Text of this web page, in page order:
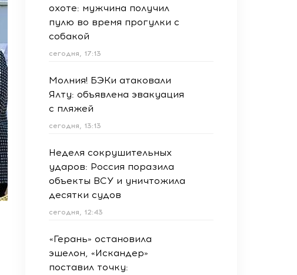
охоте: мужчина получил
пулю во время прогулки с
собакой
сегодня, 17:13
Молния! БЭКи атаковали
Ялту: объявлена эвакуация
с пляжей
сегодня, 13:13
Неделя сокрушительных
ударов: Россия поразила
объекты ВСУ и уничтожила
десятки судов
сегодня, 12:43
«Герань» остановила
эшелон, «Искандер»
поставил точку: